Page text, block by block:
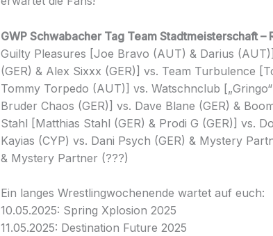
GWP Schwabacher Tag Team Stadtmeisterschaft –
Guilty Pleasures [Joe Bravo (AUT) & Darius
(GER) & Alex Sixxx (GER)] vs. Team Turbulence
Tommy Torpedo (AUT)] vs. Watschnclub
Bruder Chaos (GER)] vs. Dave Blane (GER) &
Stahl [Matthias Stahl (GER) & Prodi G (GER)] vs.
Kayias (CYP) vs. Dani Psych (GER) & Mystery
& Mystery Partner (???)
Ein langes Wrestlingwochenende wartet auf euch:
10.05.2025: Spring Xplosion 2025
11.05.2025: Destination Future 2025